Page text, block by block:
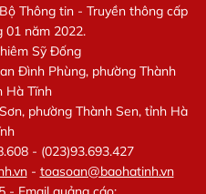
Thông tin - Truyền thông cấp
01 năm 2022.
Sỹ Đống
Đình Phùng, phường Thành
Hà Tĩnh
phường Thành Sen, tỉnh Hà
- (023)93.693.427
- toasoan@baohatinh.vn